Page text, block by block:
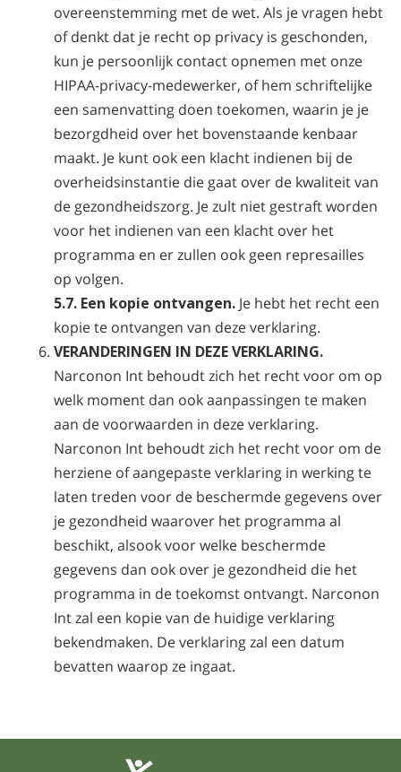
overeenstemming met de wet. Als je vragen hebt
of denkt dat je recht op privacy is geschonden,
kun je persoonlijk contact opnemen met onze
HIPAA-privacy-medewerker, of hem schriftelijke
een samenvatting doen toekomen, waarin je je
bezorgdheid over het bovenstaande kenbaar
maakt. Je kunt ook een klacht indienen bij de
overheidsinstantie die gaat over de kwaliteit van
de gezondheidszorg. Je zult niet gestraft worden
voor het indienen van een klacht over het
programma en er zullen ook geen represailles
op volgen.
5.7. Een kopie ontvangen. Je hebt het recht een
kopie te ontvangen van deze verklaring.
VERANDERINGEN IN DEZE VERKLARING.
Narconon Int behoudt zich het recht voor om op
welk moment dan ook aanpassingen te maken
aan de voorwaarden in deze verklaring.
Narconon Int behoudt zich het recht voor om de
herziene of aangepaste verklaring in werking te
laten treden voor de beschermde gegevens over
je gezondheid waarover het programma al
beschikt, alsook voor welke beschermde
gegevens dan ook over je gezondheid die het
programma in de toekomst ontvangt. Narconon
Int zal een kopie van de huidige verklaring
bekendmaken. De verklaring zal een datum
bevatten waarop ze ingaat.